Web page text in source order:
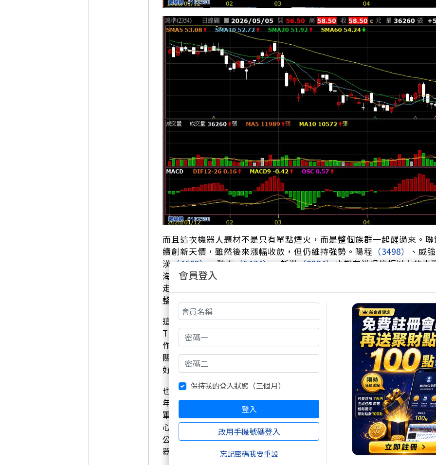
而且這次機器人題材不是只有單點煙火，而是整個族群一起醒過來。
續創新天價，雖然後來漲幅收斂，但仍維持強勢。陽程 （3498）
、威
漢 （4562）、聰泰（5474）、新漢（8234）也都有半根停板以上的表
海
（2317）、上銀
走強。簡單講，今天市場不是只炒一檔，而是從機器人本體、機電零
整合，整條供應鏈都被資金掃了一遍。
這次黃仁勳講的重點，其實不只是「機器人會來」，而是AI正在從虛
T生成「拿起咖啡杯喝一口」的畫面來舉例，意思是AI如果已經能理解
作邏輯怎麼完成，那下一步就是讓機器人真的靠感測與推理去執行。
關鍵零組件，包括馬達、手部零件、機電系統、結構設計、視覺感測
好像只是題材股在輪流炒，現在老黃直接把它放進Physical AI的主軸
也因為黃仁勳特別提到馬達與機電系統，法人自然把目光放到鴻海 （
年積極與輝達合作，不只布局無人車，也在美國休士頓新工廠導入與
軍成為市場口中的第一梯隊。廣宇
（2328）
透過併購比利時軸向電機
心技術，被視為鴻海(2317)集團機器人戰略中的奇兵。鴻準（2354）
公司投資香港機器人公司博歌科技，等於早就把AI機器人這條線鋪好
器人要來，市場第一時間就會問：「那誰最可能幫忙做出來？」答案
會員登入
保持我的登入狀態（三個月）
登入
改用手機號碼登入
忘記密碼我要重設